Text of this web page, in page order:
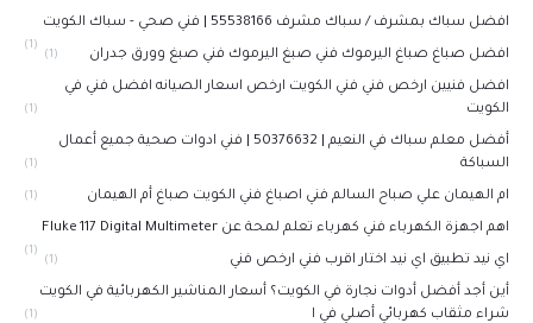
افضل سباك بمشرف / سباك مشرف 55538166 | فني صحي - سباك الكويت
(1)
افضل صباغ صباغ اليرموك فني صبغ اليرموك فني صبغ وورق جدران (1)
افضل فنيين ارخص فني فني الكويت ارخص اسعار الصيانه افضل فني في
الكويت
(1)
أفضل معلم سباك في النعيم | 50376632 | فني ادوات صحية جميع أعمال
السباكة
(1)
ام الهيمان علي صباح السالم فني اصباغ فني الكويت صباغ أم الهيمان (1)
اهم اجهزة الكهرباء فني كهرباء تعلم لمحة عن Fluke 117 Digital Multimeter
(1)
اي نيد تطبيق اي نيد اختار اقرب فني ارخص فني (1)
أين أجد أفضل أدوات نجارة في الكويت؟ أسعار المناشير الكهربائية في الكويت
شراء مثقاب كهربائي أصلي في ا
(1)